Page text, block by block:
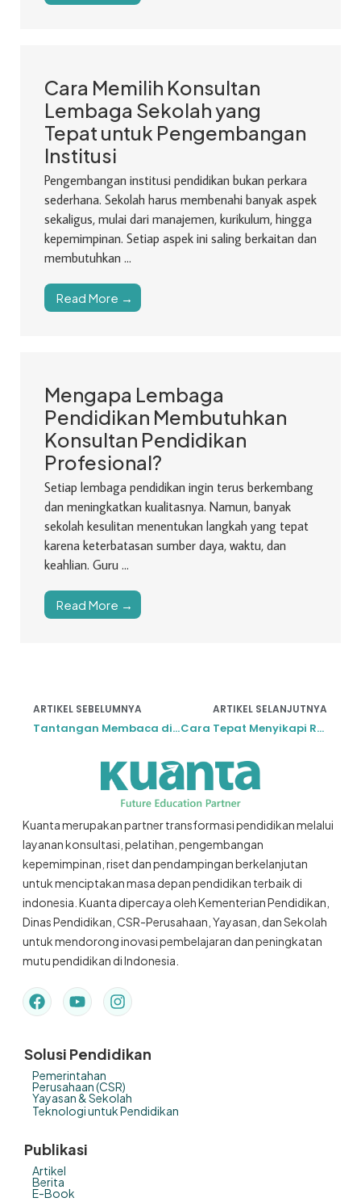
Cara Memilih Konsultan
Lembaga Sekolah yang
Tepat untuk Pengembangan
Institusi
Pengembangan institusi pendidikan bukan perkara
sederhana. Sekolah harus membenahi banyak aspek
sekaligus, mulai dari manajemen, kurikulum, hingga
kepemimpinan. Setiap aspek ini saling berkaitan dan
membutuhkan ...
Read More →
Mengapa Lembaga
Pendidikan Membutuhkan
Konsultan Pendidikan
Profesional?
Setiap lembaga pendidikan ingin terus berkembang
dan meningkatkan kualitasnya. Namun, banyak
sekolah kesulitan menentukan langkah yang tepat
karena keterbatasan sumber daya, waktu, dan
keahlian. Guru ...
Read More →
ARTIKEL SEBELUMNYA
Tantangan Membaca di Era Digital
ARTIKEL SELANJUTNYA
Cara Tepat Menyikapi Rapor Pendidikan
Kuanta merupakan partner transformasi pendidikan melalui
layanan konsultasi, pelatihan, pengembangan
kepemimpinan, riset dan pendampingan berkelanjutan
untuk menciptakan masa depan pendidikan terbaik di
indonesia. Kuanta dipercaya oleh Kementerian Pendidikan,
Dinas Pendidikan, CSR-Perusahaan, Yayasan, dan Sekolah
untuk mendorong inovasi pembelajaran dan peningkatan
mutu pendidikan di Indonesia.
Solusi Pendidikan
Pemerintahan
Perusahaan (CSR)
Yayasan & Sekolah
Teknologi untuk Pendidikan
Publikasi
Artikel
Berita
E-Book